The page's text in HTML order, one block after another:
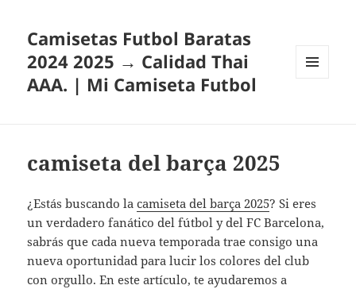
Camisetas Futbol Baratas
2024 2025 → Calidad Thai
AAA. | Mi Camiseta Futbol
camiseta del barça 2025
¿Estás buscando lacamiseta del barça 2025? Si eres
un verdadero fanático del fútbol y del FC Barcelona,
sabrás que cada nueva temporada trae consigo una
nueva oportunidad para lucir los colores del club
con orgullo. En este artículo, te ayudaremos a